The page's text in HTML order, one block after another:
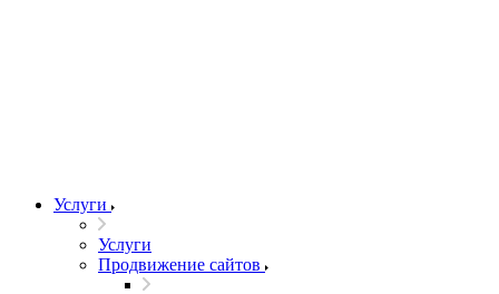
Услуги
Услуги
Продвижение сайтов